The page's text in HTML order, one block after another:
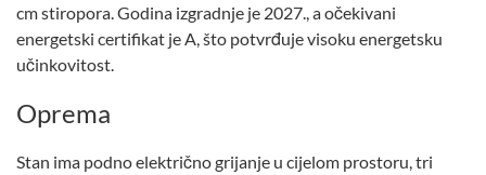
cm stiropora. Godina izgradnje je 2027., a očekivani
energetski certifikat je A, što potvrđuje visoku energetsku
učinkovitost.
Oprema
Stan ima podno električno grijanje u cijelom prostoru, tri